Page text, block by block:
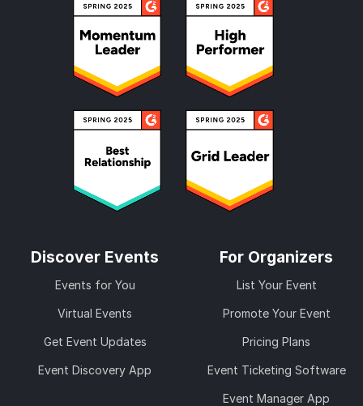
Discover Events
Events for You
Virtual Events
Get Event Updates
Event Discovery App
For Organizers
List Your Event
Promote Your Event
Pricing Plans
Event Ticketing Software
Event Manager App